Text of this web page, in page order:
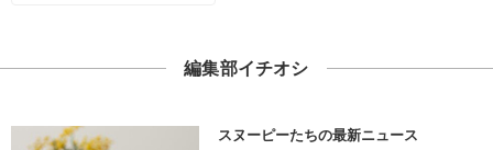
編集部イチオシ
スヌーピーたちの最新ニュース